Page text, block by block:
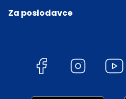
Za poslodavce